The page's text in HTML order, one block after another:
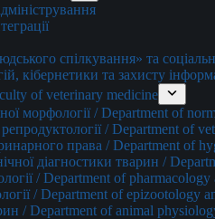
спілкування» та
кібернетики та захисту
of veterinary medicine
морфології / Department of
репродуктології / Department of
права / Department of
діагностики тварин /
/ Department of
/ Department of epizootology
/ Department of animal